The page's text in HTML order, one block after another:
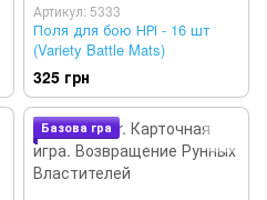
Артикул: 5333
Поля для бою НРІ - 16 шт
(Variety Battle Mats)
325 грн
Базова гра